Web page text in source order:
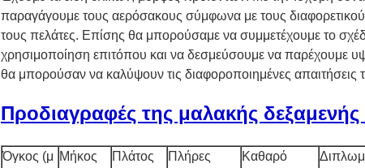
παραγάγουμε τους αερόσακους σύμφωνα με τους
τους πελάτες. Επίσης θα μπορούσαμε να συμμετέχουμε το
χρησιμοποίηση επιτόπου και να δεσμεύσουμε να παρέχουμε
θα μπορούσαν να καλύψουν τις διαφοροποιημένες απαιτήσεις
Προδιαγραφές της μαλακής
Όγκος (μ Μήκος
Πλάτος
Πλήρες
Καθαρό